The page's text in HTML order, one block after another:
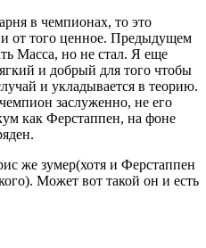
в чемпионах, то это
от того ценное. Предыдущем
Масса, но не стал. Я еще
и добрый для того чтобы
и укладывается в теорию.
заслуженно, не его
как Ферстаппен, на фоне
же зумер(хотя и Ферстаппен
Может вот такой он и есть